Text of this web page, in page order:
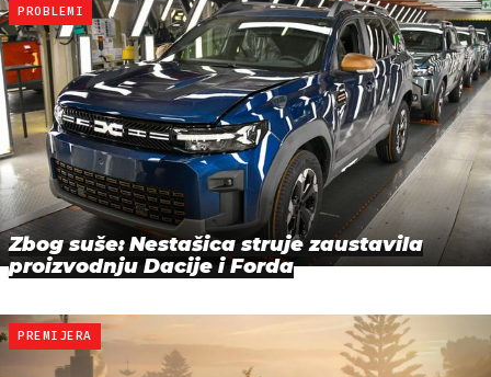
PROBLEMI
Zbog suše: Nestašica struje zaustavila
proizvodnju Dacije i Forda
PREMIJERA